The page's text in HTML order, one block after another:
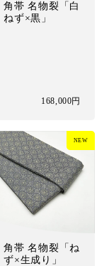
角帯 名物裂「白
ねず×黒」
168,000円
角帯 名物裂「ね
ず×生成り」
NEW